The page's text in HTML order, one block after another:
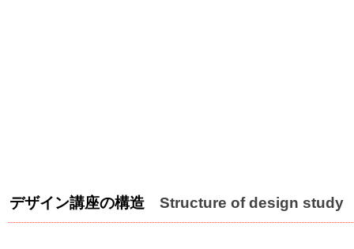
デザイン講座の構造 Structure of design study